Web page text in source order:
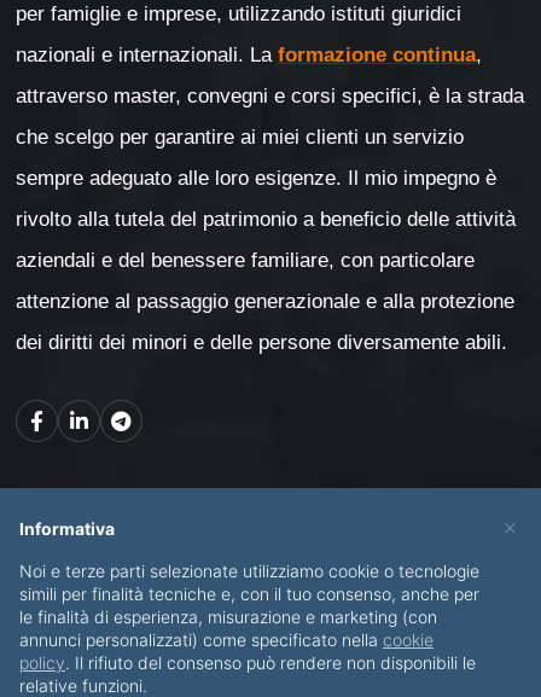
per famiglie e imprese, utilizzando istituti giuridici
nazionali e internazionali. La formazione continua,
attraverso master, convegni e corsi specifici, è la strada
che scelgo per garantire ai miei clienti un servizio
sempre adeguato alle loro esigenze. Il mio impegno è
rivolto alla tutela del patrimonio a beneficio delle attività
aziendali e del benessere familiare, con particolare
attenzione al passaggio generazionale e alla protezione
dei diritti dei minori e delle persone diversamente abili.
CHI SONO SERVIZI
BLOG CONTATTI
×
Informativa
Noi e terze parti selezionate utilizziamo cookie o tecnologie
simili per finalità tecniche e, con il tuo consenso, anche per
le finalità di esperienza, misurazione e marketing (con
annunci personalizzati) come specificato nella cookie
policy. Il rifiuto del consenso può rendere non disponibili le
relative funzioni.